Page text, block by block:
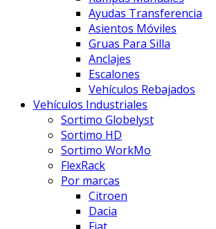
Ayudas Transferencia
Asientos Móviles
Gruas Para Silla
Anclajes
Escalones
Vehículos Rebajados
Vehículos Industriales
Sortimo Globelyst
Sortimo HD
Sortimo WorkMo
FlexRack
Por marcas
Citroen
Dacia